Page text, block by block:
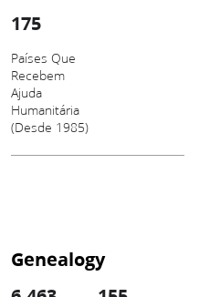
175
Países Que
Recebem
Ajuda
Humanitária
(Desde 1985)
Genealogy